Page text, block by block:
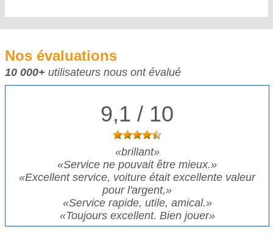
Nos évaluations
10 000+ utilisateurs nous ont évalué
9,1 / 10
«brillant»
«Service ne pouvait être mieux.»
«Excellent service, voiture était excellente valeur
pour l'argent,»
«Service rapide, utile, amical.»
«Toujours excellent. Bien jouer»